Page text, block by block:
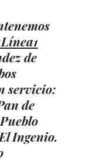
de
servicio:
de
Ingenio.